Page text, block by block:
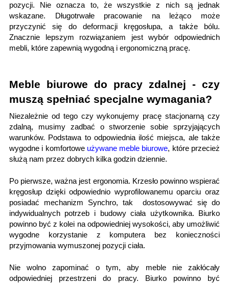
pozycji. Nie oznacza to, że wszystkie z nich są jednak
wskazane. Długotrwałe pracowanie na leżąco może
przyczynić się do deformacji kręgosłupa, a także bólu.
Znacznie lepszym rozwiązaniem jest wybór odpowiednich
mebli, które zapewnią wygodną i ergonomiczną pracę.
Meble biurowe do pracy zdalnej - czy
muszą spełniać specjalne wymagania?
Niezależnie od tego czy wykonujemy pracę stacjonarną czy
zdalną, musimy zadbać o stworzenie sobie sprzyjających
warunków. Podstawa to odpowiednia ilość miejsca, ale także
wygodne i komfortowe używane meble biurowe, które przecież
służą nam przez dobrych kilka godzin dziennie.
Po pierwsze, ważna jest ergonomia. Krzesło powinno wspierać
kręgosłup dzięki odpowiednio wyprofilowanemu oparciu oraz
posiadać mechanizm Synchro, tak dostosowywać się do
indywidualnych potrzeb i budowy ciała użytkownika. Biurko
powinno być z kolei na odpowiedniej wysokości, aby umożliwić
wygodne korzystanie z komputera bez konieczności
przyjmowania wymuszonej pozycji ciała.
Nie wolno zapominać o tym, aby meble nie zakłócały
odpowiedniej przestrzeni do pracy. Biurko powinno być